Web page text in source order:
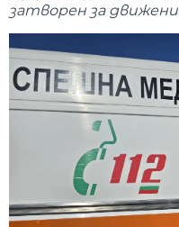
затворен за